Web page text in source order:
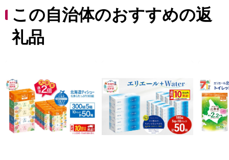
この自治体のおすすめの返
礼品